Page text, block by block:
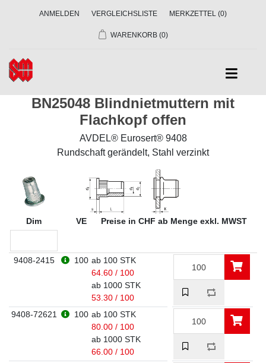
ANMELDEN VERGLEICHSLISTE MERKZETTEL (0)
WARENKORB (0)
BN25048 Blindnietmuttern mit
Flachkopf offen
AVDEL® Eurosert® 9408
Rundschaft gerändelt, Stahl verzinkt
Dim VE Preise in CHF ab Menge exkl. MWST
9408-2415 100 ab 100 STK
64.60 / 100
ab 1000 STK
53.30 / 100
9408-72621
100 ab 100 STK
80.00 / 100
ab 1000 STK
66.00 / 100